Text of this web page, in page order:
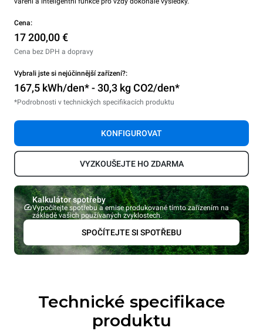
Cena:
17 200,00 €
Cena bez DPH a dopravy
Vybrali jste si nejúčinnější zařízení?:
167,5 kWh/den* - 30,3 kg CO2/den*
*Podrobnosti v technických specifikacích produktu
KONFIGUROVAT
VYZKOUŠEJTE HO ZDARMA
Kalkulátor spotřeby
Vypočítejte spotřebu a emise produkované tímto zařízením na
základě vašich používaných zvyklostech.
SPOČÍTEJTE SI SPOTŘEBU
Technické specifikace
produktu